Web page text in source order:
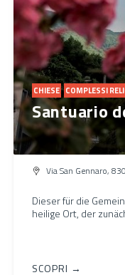
CHIESE COMPLESSI
Santuario
Via San Gennaro,
Dieser für die
heilige Ort, der
SCOPRI →